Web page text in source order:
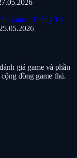
Game” Thống Trị
giá game và phần
đồng game thủ.